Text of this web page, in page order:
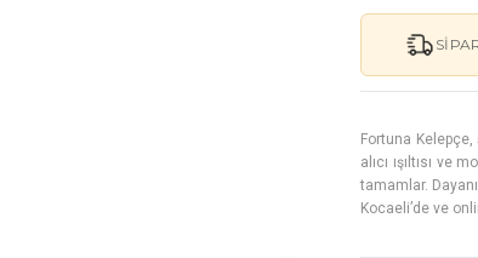
Fortuna
alıcı ışıltısı ve
tamamlar.
Kocaeli’de ve